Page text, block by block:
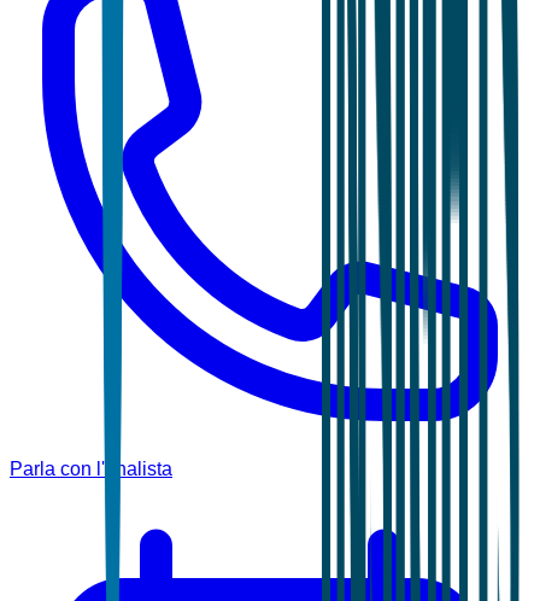
Parla con l'analista